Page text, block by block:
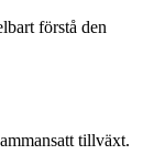
förstå den
tillväxt.